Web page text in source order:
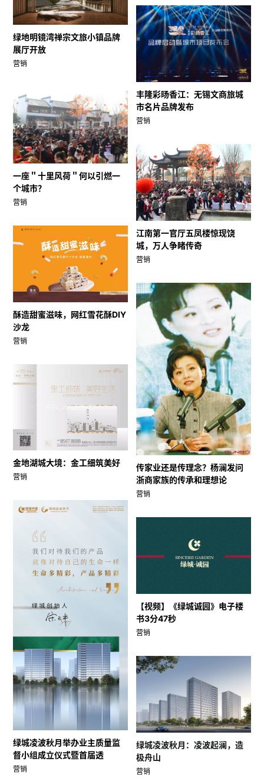
绿地明镜湾禅宗文旅小镇品牌
展厅开放
营销
丰隆彩旸香江：无锡文商旅城
市名片品牌发布
营销
一座＂十里风荷＂何以引燃一
个城市？
营销
江南第一官厅五凤楼惊现饶
城，万人争睹传奇
营销
酥造甜蜜滋味，网红雪花酥DIY
沙龙
营销
传家业还是传理念？杨澜发问
浙商家族的传承和理想论
营销
金地湖城大境：金工细筑美好
营销
绿城凌波秋月举办业主质量监
督小组成立仪式暨首届透
营销
【视频】《绿城诚园》电子楼
书3分47秒
营销
绿城凌波秋月：凌波起澜，造
极舟山
营销